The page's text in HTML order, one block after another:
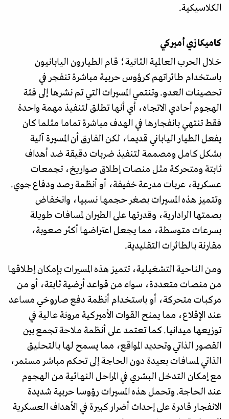
الكلاسيكية.
كاميكازي أميركي
خلال الحرب العالمية الثانية؛ قام الطيارون اليابانيون
باستخدام طائراتهم كرؤوس حربية مباشرة تنفجر في
تحصينات العدو. وتنتمي المسيرات التي تم نشرها إلى فئة
الهجوم أحادي الاتجاه، أي أنها تطلق لتنفيذ مهمة واحدة
فقط تنتهي بانفجارها في الهدف مباشرة تماما مثلما كان
يفعل الطيار الياباني قديما، لكن الفارق أن المسيرة آلية
بشكل كامل ومصممة لتنفيذ ضربات دقيقة ضد أهداف
ثابتة ومتحركة مثل منصات إطلاق صواريخ، تجمعات
عسكرية، عربات مدرعة خفيفة، أو أنظمة رصد ودفاع جوي.
وتتميز هذه المسيرات بصغر حجمها نسبيا، وانخفاض
بصمتها الرادارية، وقدرتها على الطيران لمسافات طويلة
بسرعات متوسطة، مما يجعل اعتراضها أكثر صعوبة،
مقارنة بالطائرات التقليدية.
ومن الناحية التشغيلية، تتميز هذه المسيرات بإمكان إطلاقها
من منصات متعددة، سواء من قواعد أرضية ثابتة، أو من
مركبات متحركة، أو باستخدام أنظمة دفع صاروخي مساعد
عند الإقلاع، مما يمنح القوات الأميركية مرونة عالية في
توزيعها ميدانيا. كما تعتمد على أنظمة ملاحة تجمع بين
القصور الذاتي وتحديد المواقع، مما يسمح لها بالتحليق
الذاتي لمسافات بعيدة دون الحاجة إلى تحكم مباشر مستمر،
مع إمكان التدخل البشري في المراحل النهائية من الهجوم
عند الحاجة. وتحمل هذه المسيرات رؤوسا حربية شديدة
الانفجار قادرة على إحداث أضرار كبيرة في الأهداف العسكرية